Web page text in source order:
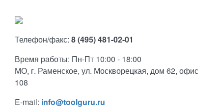
Телефон/факс: 8 (495) 481-02-01
Время работы: Пн-Пт 10:00 - 18:00
МО, г. Раменское, ул. Москворецкая, дом 62, офис
108
E-mail: info@toolguru.ru